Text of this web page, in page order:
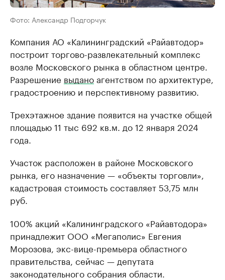
Фото: Александр Подгорчук
Компания АО «Калининградский «Райавтодор»
построит торгово-развлекательный комплекс
возле Московского рынка в областном центре.
Разрешение выданоагентством по архитектуре,
градостроению и перспективному развитию.
Трехэтажное здание появится на участке общей
площадью 11 тыс 692 кв.м. до 12 января 2024
года.
Участок расположен в районе Московского
рынка, его назначение — «объекты торговли»,
кадастровая стоимость составляет 53,75 млн
руб.
100% акций «Калининградского «Райавтодора»
принадлежит ООО «Мегаполис» Евгения
Морозова, экс-вице-премьера областного
правительства, сейчас — депутата
законодательного собрания области.